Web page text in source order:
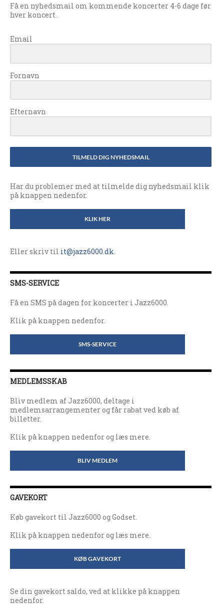
Få en nyhedsmail om kommende koncerter 4-6 dage før
hver koncert.
Email
Fornavn
Efternavn
TILMELD DIG NYHEDSMAIL
Har du problemer med at tilmelde dig nyhedsmail klik
på knappen nedenfor.
KLIK HER
Eller skriv til it@jazz6000.dk.
SMS-SERVICE
Få en SMS på dagen for koncerter i Jazz6000.
Klik på knappen nedenfor.
SMS-SERVICE
MEDLEMSSKAB
Bliv medlem af Jazz6000, deltage i
medlemsarrangementer og får rabat ved køb af
billetter.
Klik på knappen nedenfor og læs mere.
BLIV MEDLEM
GAVEKORT
Køb gavekort til Jazz6000 og Godset.
Klik på knappen nedenfor og læs mere.
KØB GAVEKORT
Se din gavekort saldo, ved at klikke på knappen
nedenfor.